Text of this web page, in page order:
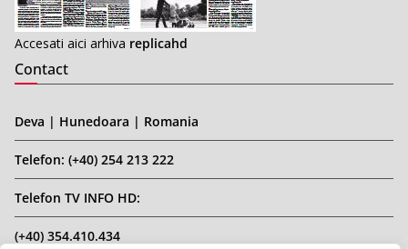
Accesati aici arhiva replicahd
Contact
Deva | Hunedoara | Romania
Telefon: (+40) 254 213 222
Telefon TV INFO HD:
(+40) 354.410.434